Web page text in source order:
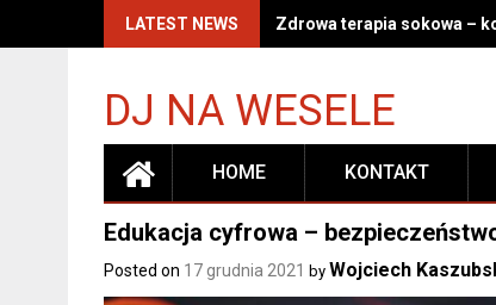
LATEST NEWS Zdrowa terapia sokowa –
DJ NA WESELE
HOME KONTAKT
Edukacja cyfrowa –
Posted on 17 grudnia 2021 by Wojciech